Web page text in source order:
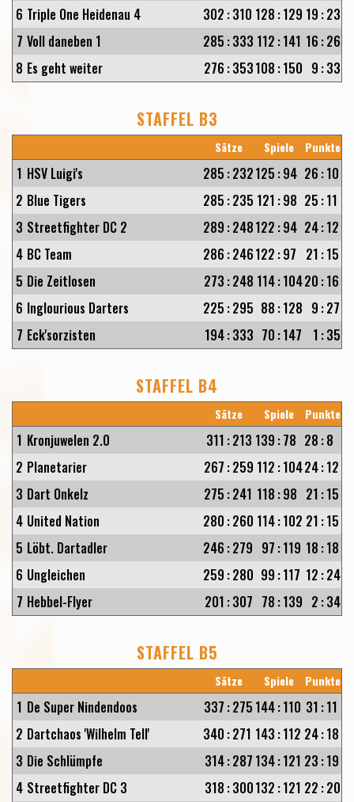
6 Triple One Heidenau 4 302 :310 128 :129 19 :23
7 Voll daneben 1 285 :333 112 :141 16 :26
8 Es geht weiter 276 :353108 :150 9 :33
STAFFEL B3
Sätze Spiele Punkte
1 HSV Luigi's 285 :232125 :94 26 :10
2 Blue Tigers 285 :235 121 :98 25 :11
3 Streetfighter DC 2 289 :248122 :94 24:12
4 BC Team 286 :246122 :97 21 :15
5 Die Zeitlosen 273 :248 114:10420 :16
6 Inglourious Darters 225 :295 88 :128 9 :27
7 Eck'sorzisten 194:333 70 :147 1 :35
STAFFEL B4
Sätze Spiele Punkte
1 Kronjuwelen 2.0 311 :213 139 :78 28 :8
2 Planetarier 267 :259 112 :10424:12
3 Dart Onkelz 275 :241 118 :98 21 :15
4 United Nation 280 :260 114:102 21 :15
5 Löbt. Dartadler 246 :279 97 :119 18 :18
6 Ungleichen 259 :280 99 :117 12 :24
7 Hebbel-Flyer 201 :307 78 :139 2 :34
STAFFEL B5
Sätze Spiele Punkte
1 De Super Nindendoos 337 :275 144:110 31 :11
2 Dartchaos 'Wilhelm Tell' 340 :271 143 :112 24:18
3 Die Schlümpfe 314:287 134:121 23 :19
4 Streetfighter DC 3 318 :300132 :121 22 :20